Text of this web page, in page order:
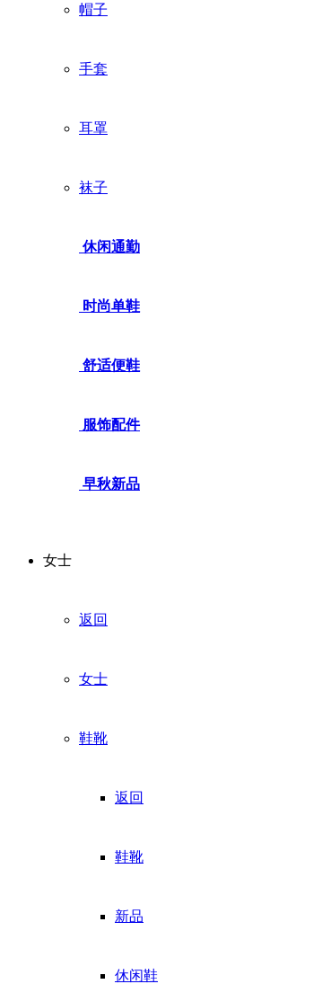
帽子
手套
耳罩
袜子
休闲通勤
时尚单鞋
舒适便鞋
服饰配件
早秋新品
女士
返回
女士
鞋靴
返回
鞋靴
新品
休闲鞋